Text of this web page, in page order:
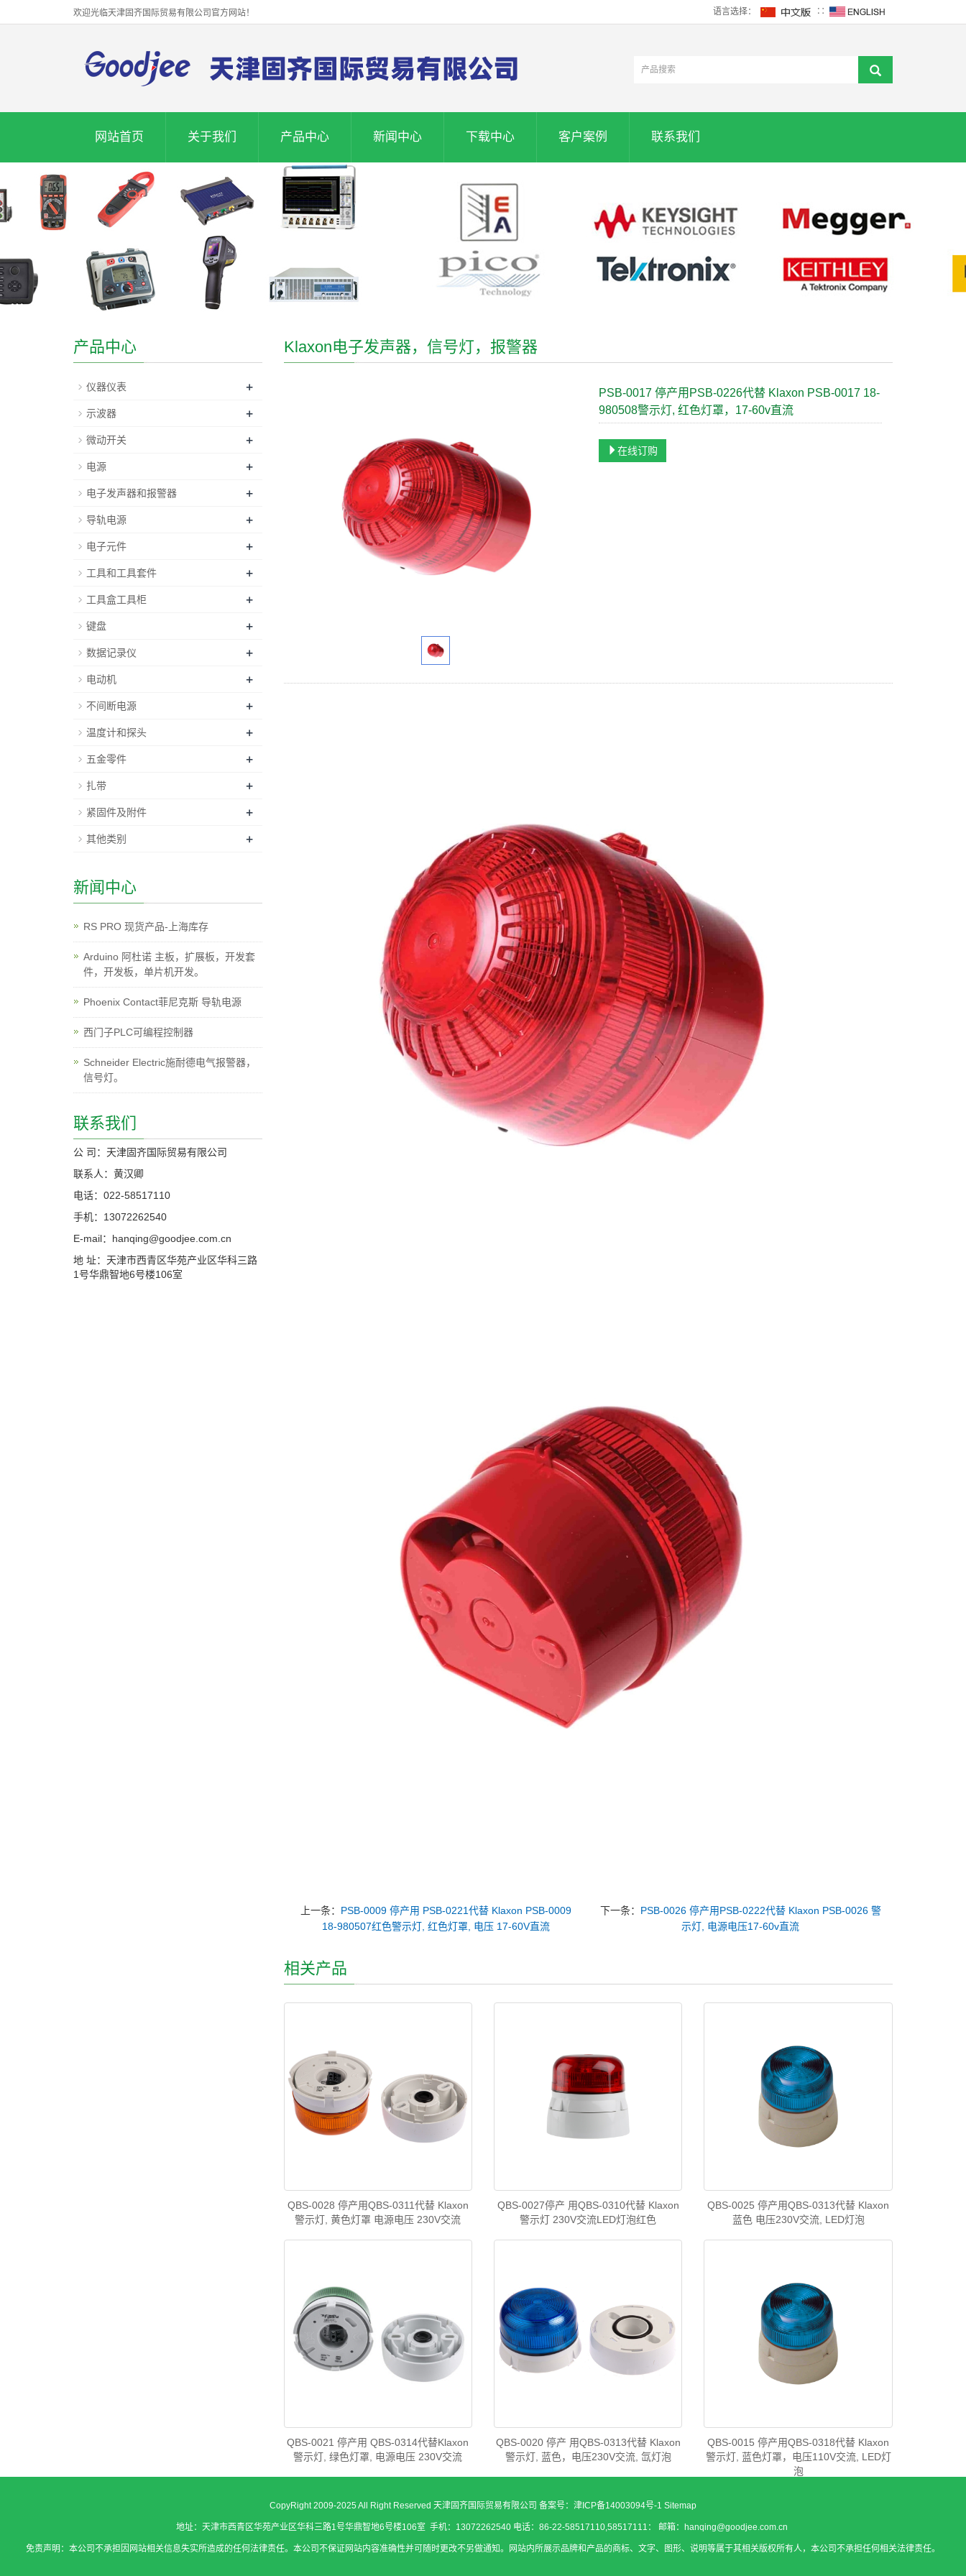
欢迎光临天津固齐国际贸易有限公司官方网站！ 语言选择： ∷
网站首页 关于我们 产品中心 新闻中心 下载中心 客户案例 联系我们
Klaxon电子发声器，信号灯，报警器
PSB-0017 停产用PSB-0226代替 Klaxon PSB-0017 18-
980508警示灯, 红色灯罩，17-60v直流
在线订购
上一条： PSB-0009 停产用 PSB-0221代替 Klaxon PSB-0009
18-980507红色警示灯, 红色灯罩, 电压 17-60V直流
下一条： PSB-0026 停产用PSB-0222代替 Klaxon PSB-0026 警
示灯, 电源电压17-60v直流
相关产品
QBS-0028 停产用QBS-0311代替 Klaxon
警示灯, 黄色灯罩 电源电压 230V交流
QBS-0027停产 用QBS-0310代替 Klaxon
警示灯 230V交流LED灯泡红色
QBS-0025 停产用QBS-0313代替 Klaxon
蓝色 电压230V交流, LED灯泡
QBS-0021 停产用 QBS-0314代替Klaxon
警示灯, 绿色灯罩, 电源电压 230V交流
QBS-0020 停产 用QBS-0313代替 Klaxon
警示灯, 蓝色，电压230V交流, 氙灯泡
QBS-0015 停产用QBS-0318代替 Klaxon
警示灯, 蓝色灯罩，电压110V交流, LED灯
泡
产品中心
仪器仪表 +
示波器 +
微动开关 +
电源 +
电子发声器和报警器 +
导轨电源 +
电子元件 +
工具和工具套件 +
工具盒工具柜 +
键盘 +
数据记录仪 +
电动机 +
不间断电源 +
温度计和探头 +
五金零件 +
扎带 +
紧固件及附件 +
其他类别 +
新闻中心
RS PRO 现货产品-上海库存
Arduino 阿杜诺 主板，扩展板，开发套
件，开发板，单片机开发。
Phoenix Contact菲尼克斯 导轨电源
西门子PLC可编程控制器
Schneider Electric施耐德电气报警器，
信号灯。
联系我们
公 司：天津固齐国际贸易有限公司
联系人：黄汉卿
电话：022-58517110
手机：13072262540
E-mail：hanqing@goodjee.com.cn
地 址：天津市西青区华苑产业区华科三路
1号华鼎智地6号楼106室
CopyRight 2009-2025 All Right Reserved 天津固齐国际贸易有限公司 备案号： 津ICP备14003094号-1 Sitemap
地址：天津市西青区华苑产业区华科三路1号华鼎智地6号楼106室 手机：13072262540 电话：86-22-58517110,58517111： 邮箱：hanqing@goodjee.com.cn
免责声明：本公司不承担因网站相关信息失实所造成的任何法律责任。本公司不保证网站内容准确性并可随时更改不另做通知。网站内所展示品牌和产品的商标、文字、图形、说明等属于其相关版权所有人，本公司不承担任何相关法律责任。